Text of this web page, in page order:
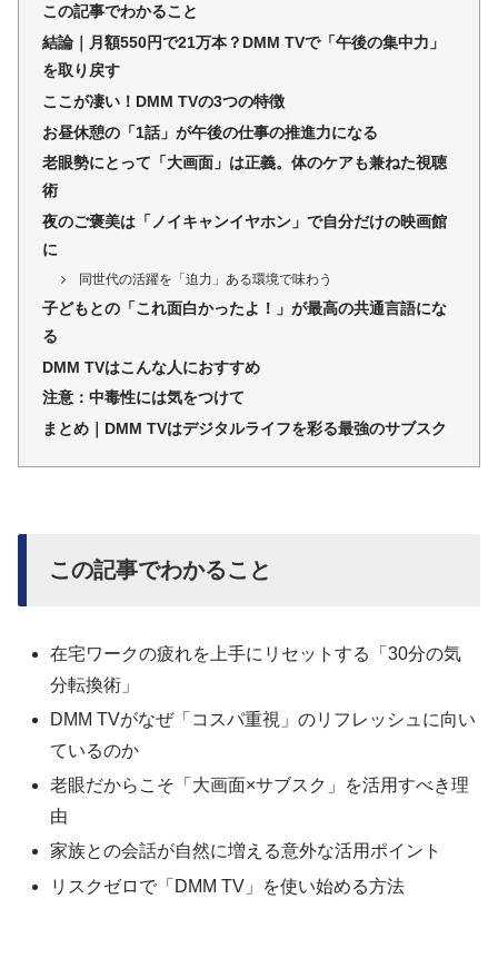
この記事でわかること
結論｜月額550円で21万本？DMM TVで「午後の集中力」
を取り戻す
ここが凄い！DMM TVの3つの特徴
お昼休憩の「1話」が午後の仕事の推進力になる
老眼勢にとって「大画面」は正義。体のケアも兼ねた視聴
術
夜のご褒美は「ノイキャンイヤホン」で自分だけの映画館
に
同世代の活躍を「迫力」ある環境で味わう
子どもとの「これ面白かったよ！」が最高の共通言語にな
る
DMM TVはこんな人におすすめ
注意：中毒性には気をつけて
まとめ｜DMM TVはデジタルライフを彩る最強のサブスク
この記事でわかること
在宅ワークの疲れを上手にリセットする「30分の気
分転換術」
DMM TVがなぜ「コスパ重視」のリフレッシュに向い
ているのか
老眼だからこそ「大画面×サブスク」を活用すべき理
由
家族との会話が自然に増える意外な活用ポイント
リスクゼロで「DMM TV」を使い始める方法